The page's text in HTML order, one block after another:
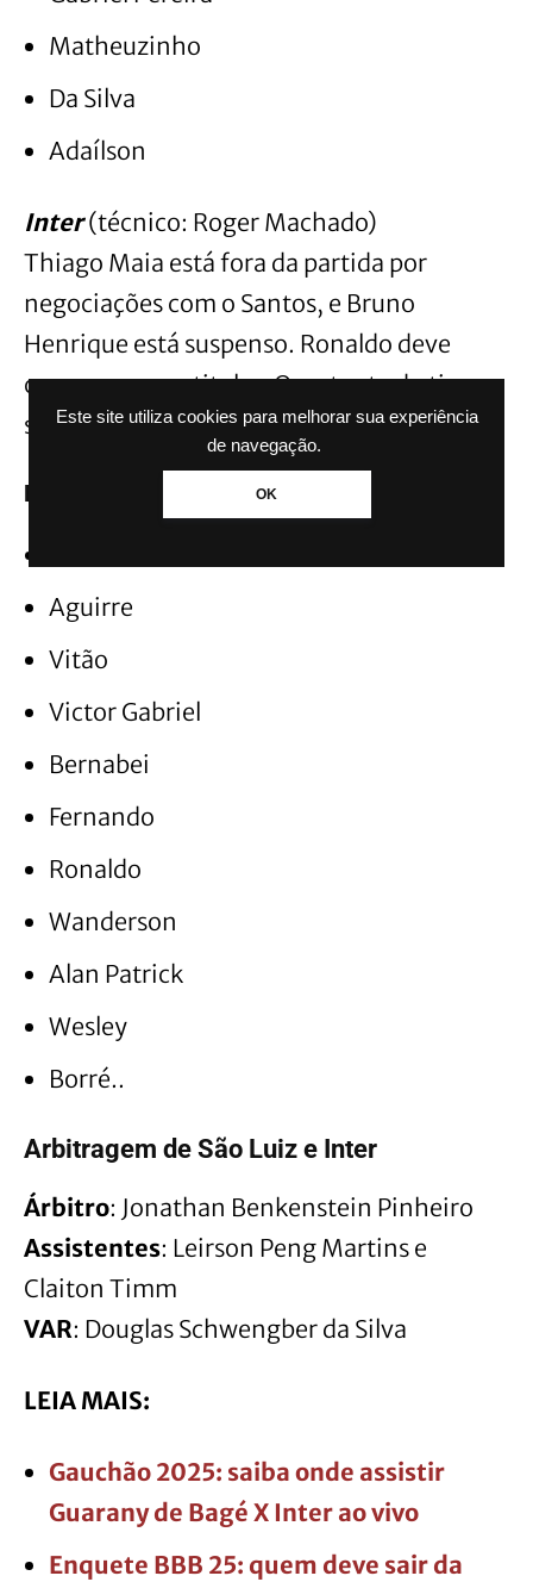
Este site utiliza cookies para melhorar sua experiência
de navegação.
OK
Matheuzinho
Da Silva
Adaílson
Inter (técnico: Roger Machado)
Thiago Maia está fora da partida por
negociações com o Santos, e Bruno
Henrique está suspenso. Ronaldo deve
começar como titular. O restante do time
será o mesmo do Gre-Nal.
Escalação:
Aguirre
Vitão
Victor Gabriel
Bernabei
Fernando
Ronaldo
Wanderson
Alan Patrick
Wesley
Borré..
Arbitragem de São Luiz e Inter
Árbitro: Jonathan Benkenstein Pinheiro
Assistentes: Leirson Peng Martins e
Claiton Timm
VAR: Douglas Schwengber da Silva
LEIA MAIS:
Gauchão 2025: saiba onde assistir
Guarany de Bagé X Inter ao vivo
Enquete BBB 25: quem deve sair da